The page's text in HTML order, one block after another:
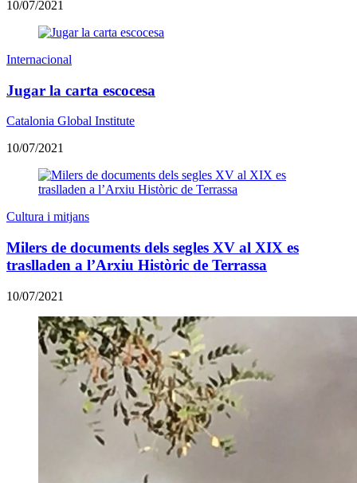
10/07/2021
Internacional
Jugar la carta escocesa
Catalonia Global Institute
10/07/2021
Cultura i mitjans
Milers de documents dels segles XV al XIX es
traslladen a l’Arxiu Històric de Terrassa
10/07/2021